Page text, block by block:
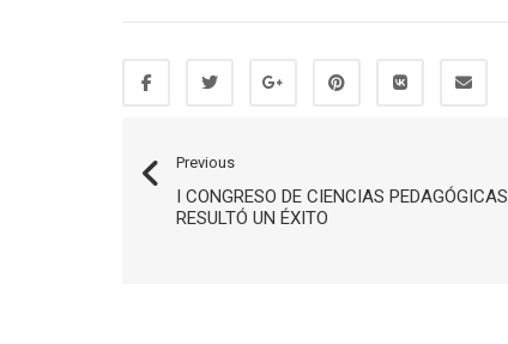
Previous
I CONGRESO DE CIENCIAS PEDAGÓGICAS
RESULTÓ UN ÉXITO